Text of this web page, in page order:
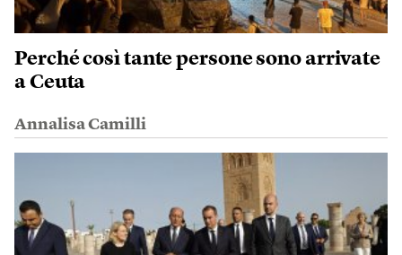
Perché così tante persone sono arrivate
a Ceuta
Annalisa Camilli